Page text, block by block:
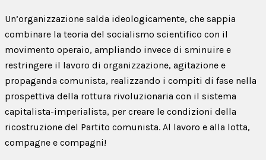
Un’organizzazione salda ideologicamente, che sappia
combinare la teoria del socialismo scientifico con il
movimento operaio, ampliando invece di sminuire e
restringere il lavoro di organizzazione, agitazione e
propaganda comunista, realizzando i compiti di fase nella
prospettiva della rottura rivoluzionaria con il sistema
capitalista-imperialista, per creare le condizioni della
ricostruzione del Partito comunista. Al lavoro e alla lotta,
compagne e compagni!